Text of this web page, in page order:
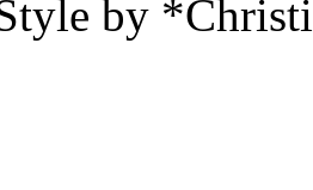
by